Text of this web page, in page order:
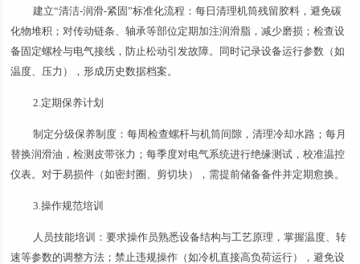
建立“清洁-润滑-紧固”标准化流程：每日清理机筒残留胶料，避免碳
化物堆积；对传动链条、轴承等部位定期加注润滑脂，减少磨损；检查设
备固定螺栓与电气接线，防止松动引发故障。同时记录设备运行参数（如
温度、压力），形成历史数据档案。
2.定期保养计划
制定分级保养制度：每周检查螺杆与机筒间隙，清理冷却水路；每月
替换润滑油，检测皮带张力；每季度对电气系统进行绝缘测试，校准温控
仪表。对于易损件（如密封圈、剪切块），需提前储备备件并定期愈换。
3.操作规范培训
人员技能培训：要求操作员熟悉设备结构与工艺原理，掌握温度、转
速等参数的调整方法；禁止违规操作（如冷机直接高负荷运行），避免设